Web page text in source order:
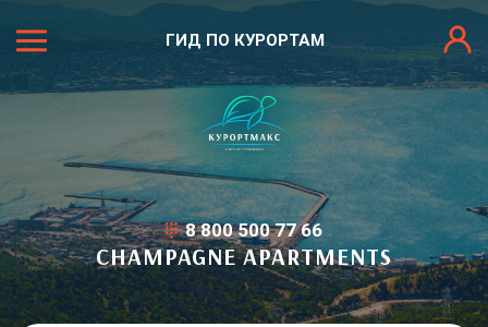
ГИД ПО КУРОРТАМ
8 800 500 77 66
CHAMPAGNE APARTMENTS